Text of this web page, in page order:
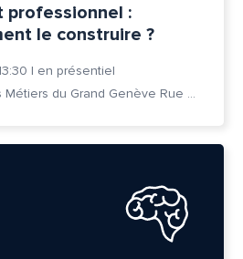
professionnel :
le construire ?
| en présentiel
Cité des Métiers du Grand Genève Rue Prévost-Martin 6 1205 Genève